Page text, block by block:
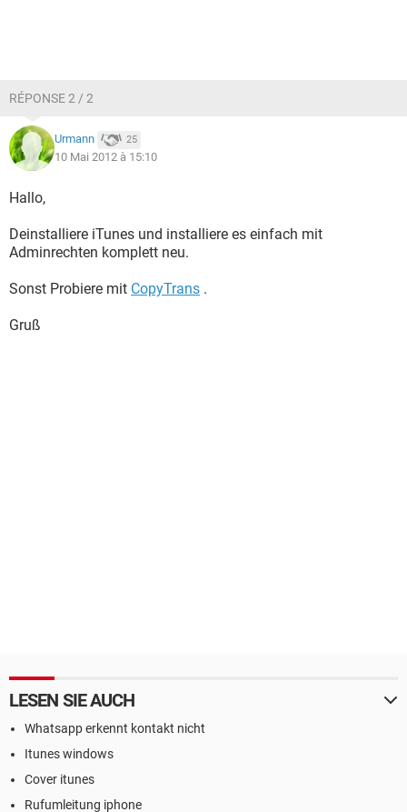
RÉPONSE 2 / 2
Urmann 25
10 Mai 2012 à 15:10
Hallo,
Deinstalliere iTunes und installiere es einfach mit
Adminrechten komplett neu.
Sonst Probiere mit CopyTrans .
Gruß
LESEN SIE AUCH
Whatsapp erkennt kontakt nicht
Itunes windows
Cover itunes
Rufumleitung iphone